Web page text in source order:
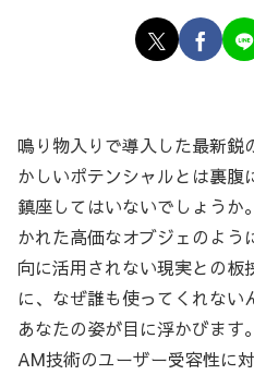
鳴り物入りで導入した最新鋭
かしいポテンシャルとは裏腹
鎮座してはいないでしょう
かれた高価なオブジェのよ
向に活用されない現実との板
に、なぜ誰も使ってくれな
あなたの姿が目に浮かびます
AM技術のユーザー受容性に